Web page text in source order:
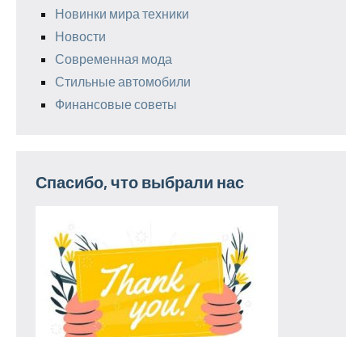
Новинки мира техники
Новости
Современная мода
Стильные автомобили
Финансовые советы
Спасибо, что выбрали нас